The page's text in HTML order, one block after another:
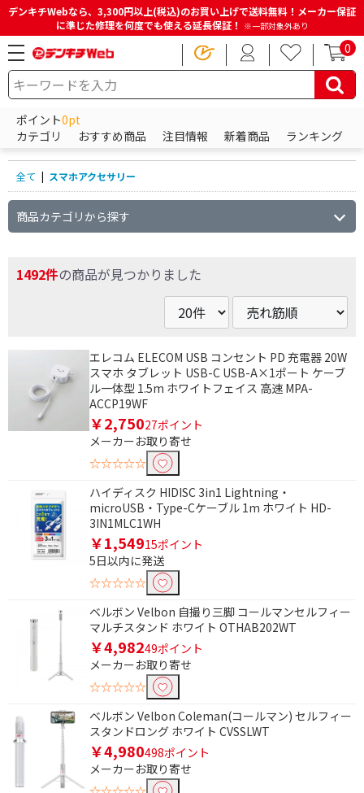
デンキチWebなら、3,300円以上(税込)のお買い上げで送料無料！メーカー保証
に準じた修理を何度でも使える延長保証！ ※一部対象外あり
0
ポイント0pt
カテゴリ
おすすめ商品 注目情報 新着商品 ランキング
HOME 商品一覧ページ スマホアクセサリー
スマホアクセサリーの商品一覧
全て | スマホアクセサリー
商品カテゴリから探す
1492件の商品が見つかりました
エレコム ELECOM USB コンセント PD 充電器 20W
スマホ タブレット USB-C USB-A×1ポート ケーブ
ル一体型 1.5m ホワイトフェイス 高速 MPA-
ACCP19WF
￥2,75027ポイント
メーカーお取り寄せ
☆☆☆☆☆
ハイディスク HIDISC 3in1 Lightning・
microUSB・Type-Cケーブル 1m ホワイト HD-
3IN1MLC1WH
￥1,54915ポイント
5日以内に発送
☆☆☆☆☆
ベルボン Velbon 自撮り三脚 コールマンセルフィー
マルチスタンド ホワイト OTHAB202WT
￥4,98249ポイント
メーカーお取り寄せ
☆☆☆☆☆
ベルボン Velbon Coleman(コールマン) セルフィー
スタンドロング ホワイト CVSSLWT
￥4,980498ポイント
メーカーお取り寄せ